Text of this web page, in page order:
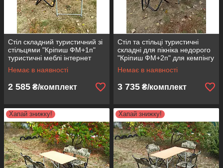
Стіл складний туристичний зі
стільцями "Кріпиш ФМ+1п"
туристичні меблі інтернет
магазин дешево купити
Немає в наявності
2 585 ₴/комплект
Стіл та стільці туристичні
складні для пікніка недорого
"Кріпиш ФМ+2п" для кемпінгу
меблі складні садові
Немає в наявності
3 735 ₴/комплект
Хапай знижку! Хапай знижку!